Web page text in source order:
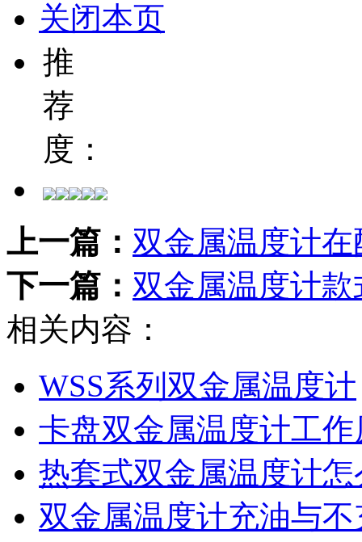
关闭本页
推
荐
度：
上一篇： 双金属温度计
下一篇： 双金属温度计
相关内容：
WSS系列双金属温度计
卡盘双金属温度计工作
热套式双金属温度计
双金属温度计充油与